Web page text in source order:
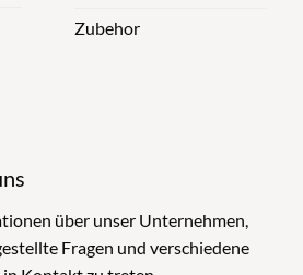
Zubehor
über unser Unternehmen,
Fragen und verschiedene